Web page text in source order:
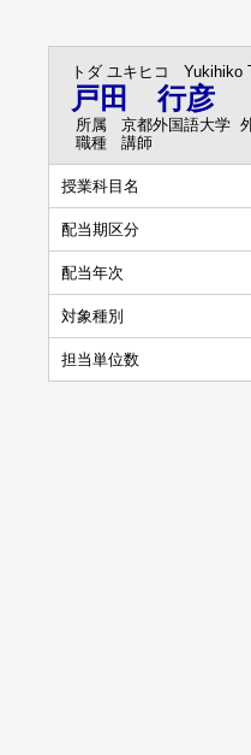
トダ ユキヒコ Yukihiko
戸田 行彦
所属
京都外国語大学
職種
講師
授業科目名
配当期区分
配当年次
対象種別
担当単位数